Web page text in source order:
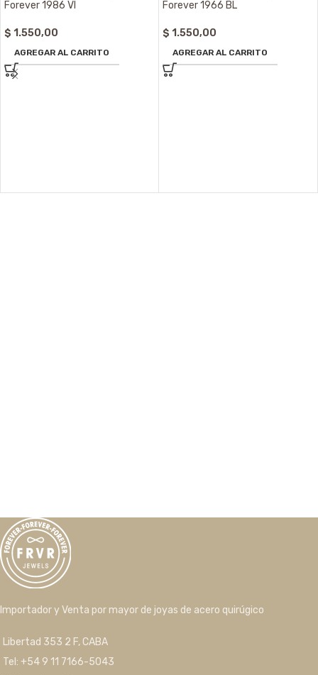
Forever 1986 VI
$ 1.550,00
AGREGAR AL CARRITO
Forever 1966 BL
$ 1.550,00
AGREGAR AL CARRITO
Importador y Venta por mayor de joyas de acero quirúgico
Libertad 353 2 F, CABA
Tel: +54 9 11 7166-5043